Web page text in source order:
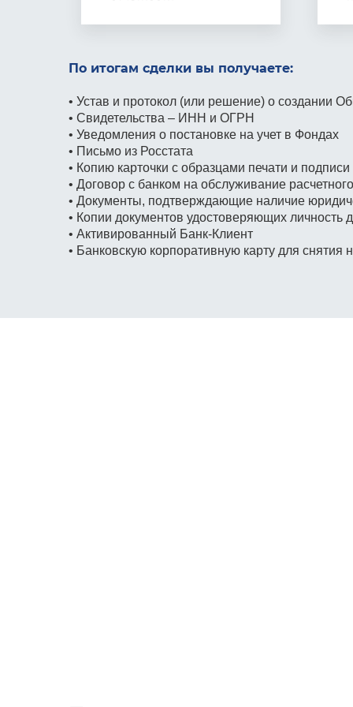
По итогам сделки вы получаете:
• Устав и протокол (или решение) о создании
• Свидетельства – ИНН и ОГРН
• Уведомления о постановке на учет в Фондах
• Письмо из Росстата
• Копию карточки с образцами печати и подписи
• Договор с банком на обслуживание
• Документы, подтверждающие наличие
• Копии документов удостоверяющих личность
• Активированный Банк-Клиент
• Банковскую корпоративную карту для снятия